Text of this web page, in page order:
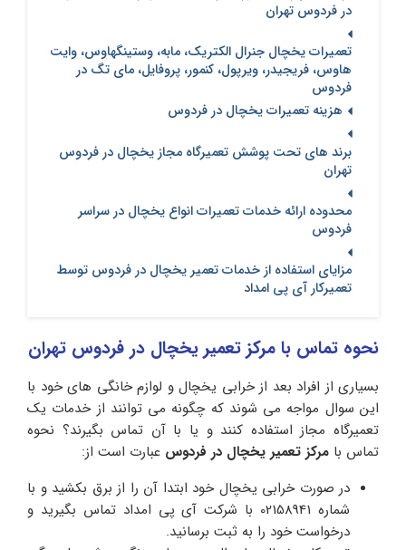
در فردوس تهران
تعمیرات یخچال جنرال الکتریک، مابه، وستینگهاوس، وایت
هاوس، فریجیدر، ویرپول، کنمور، پروفایل، مای تگ در
فردوس
هزینه تعمیرات یخچال در فردوس
برند های تحت پوشش تعمیرگاه مجاز یخچال در فردوس
تهران
محدوده ارائه خدمات تعمیرات انواع یخچال در سراسر
فردوس
مزایای استفاده از خدمات تعمیر یخچال در فردوس توسط
تعمیرکار آی پی امداد
نحوه تماس با مرکز تعمیر یخچال در فردوس تهران
بسیاری از افراد بعد از خرابی یخچال و لوازم خانگی های خود با
این سوال مواجه می شوند که چگونه می توانند از خدمات یک
تعمیرگاه مجاز استفاده کنند و یا با آن تماس بگیرند؟ نحوه
تماس با مرکز تعمیر یخچال در فردوس عبارت است از:
در صورت خرابی یخچال خود ابتدا آن را از برق بکشید و با
شماره 02158941 با شرکت آی پی امداد تماس بگیرید و
درخواست خود را به ثبت برسانید.